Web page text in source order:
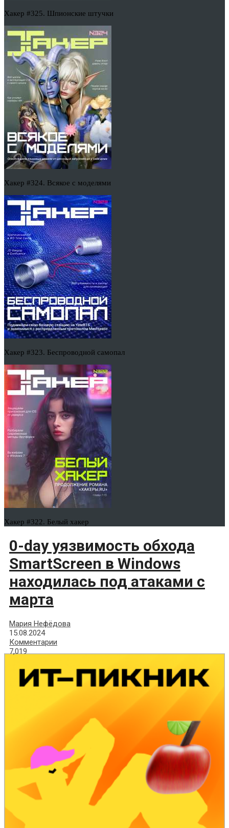
Хакер #325. Шпионские штучки
Хакер #324. Всякое с моделями
Хакер #323. Беспроводной самопал
Хакер #322. Белый хакер
0-day уязвимость обхода
SmartScreen в Windows
находилась под атаками с
марта
Мария Нефёдова
15.08.2024
Комментарии
7,019